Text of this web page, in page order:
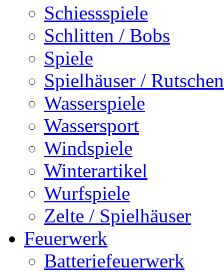
Schiessspiele
Schlitten / Bobs
Spiele
Spielhäuser / Rutschen
Wasserspiele
Wassersport
Windspiele
Winterartikel
Wurfspiele
Zelte / Spielhäuser
Feuerwerk
Batteriefeuerwerk